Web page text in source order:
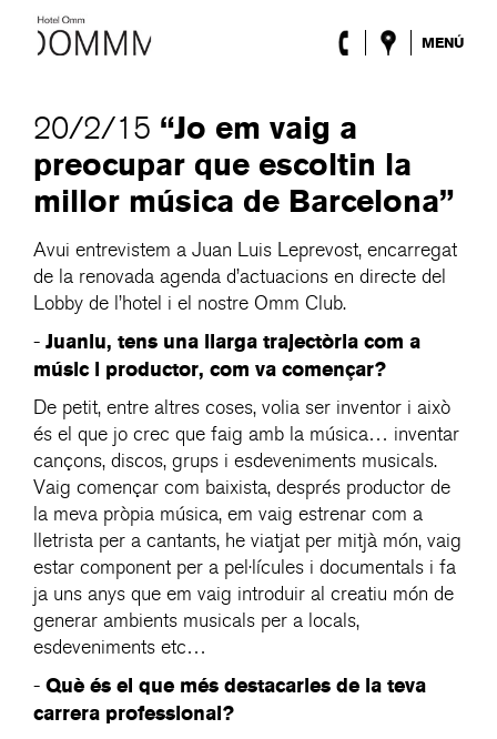
MENÚ
Roca Barcelona
Spa
Terrassa
Lobby & Club
Esdeveniments
Promocions
ENG / ESP / FRA / CAT
20/2/15 “Jo em vaig a
preocupar que escoltin la
millor música de Barcelona”
Avui entrevistem a Juan Luis Leprevost, encarregat
de la renovada agenda d’actuacions en directe del
Lobby de l’hotel i el nostre Omm Club.
- Juanlu, tens una llarga trajectòria com a
músic i productor, com va començar?
De petit, entre altres coses, volia ser inventor i això
és el que jo crec que faig amb la música… inventar
cançons, discos, grups i esdeveniments musicals.
Vaig començar com baixista, després productor de
la meva pròpia música, em vaig estrenar com a
lletrista per a cantants, he viatjat per mitjà món, vaig
estar component per a pel·lícules i documentals i fa
ja uns anys que em vaig introduir al creatiu món de
generar ambients musicals per a locals,
esdeveniments etc…
- Què és el que més destacaries de la teva
carrera professional?